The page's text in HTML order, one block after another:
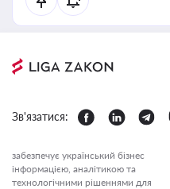
Зв'язатися:
забезпечує український бізнес
інформацією, аналітикою та
технологічними рішеннями для